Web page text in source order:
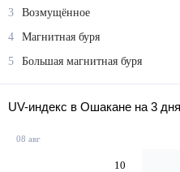
3
Возмущённое
4
Магнитная буря
5
Большая магнитная буря
UV-индекс в Ошакане на 3 дня
08 авг
10